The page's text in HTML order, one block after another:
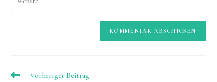
Kommentieren
ein
Adresse
WeitereVorheriger Beitrag